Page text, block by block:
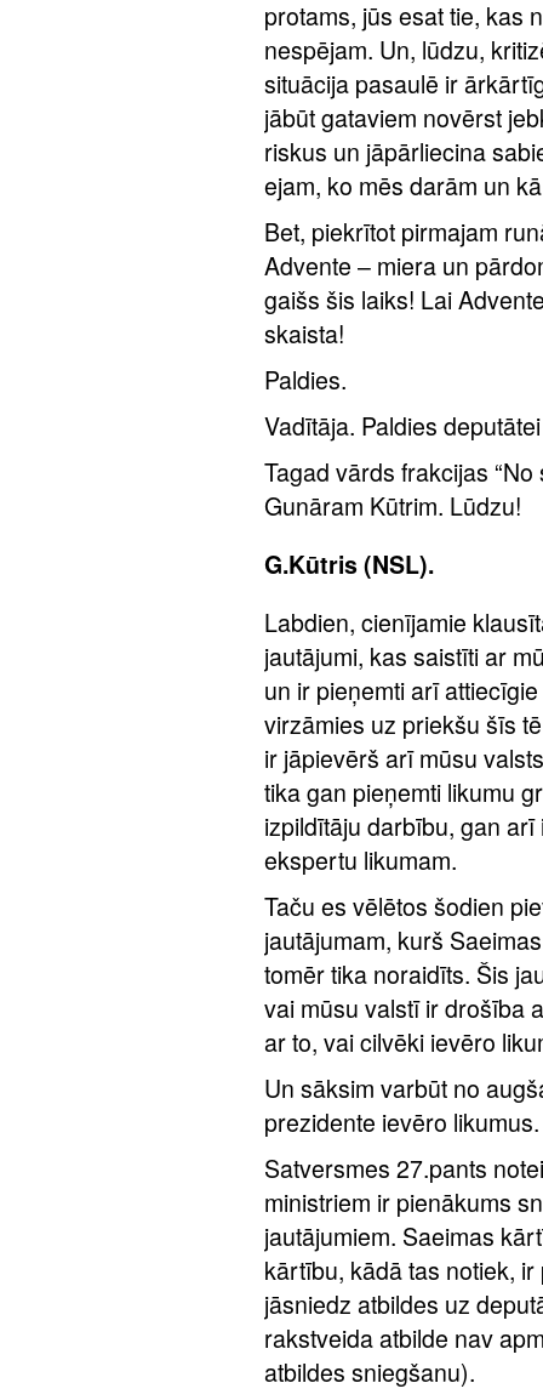
protams, jūs esat tie, kas
nespējam. Un, lūdzu,
situācija pasaulē ir
jābūt gataviem novērst
riskus un jāpārliecina
ejam, ko mēs darām un
Bet, piekrītot pirmajam
Advente – miera un
gaišs šis laiks! Lai
skaista!
Paldies.
Vadītāja. Paldies
Tagad vārds frakcijas
Gunāram Kūtrim. Lūdzu!
G.Kūtris (NSL).
Labdien, cienījamie
jautājumi, kas saistīti ar
un ir pieņemti arī
virzāmies uz priekšu šīs
ir jāpievērš arī mūsu
tika gan pieņemti likumu
izpildītāju darbību, gan
ekspertu likumam.
Taču es vēlētos šodien
jautājumam, kurš
tomēr tika noraidīts. Šis
vai mūsu valstī ir drošība
ar to, vai cilvēki ievēro
Un sāksim varbūt no
prezidente ievēro likumus.
Satversmes 27.pants
ministriem ir pienākums
jautājumiem. Saeimas
kārtību, kādā tas notiek,
jāsniedz atbildes uz
rakstveida atbilde nav
atbildes sniegšanu).